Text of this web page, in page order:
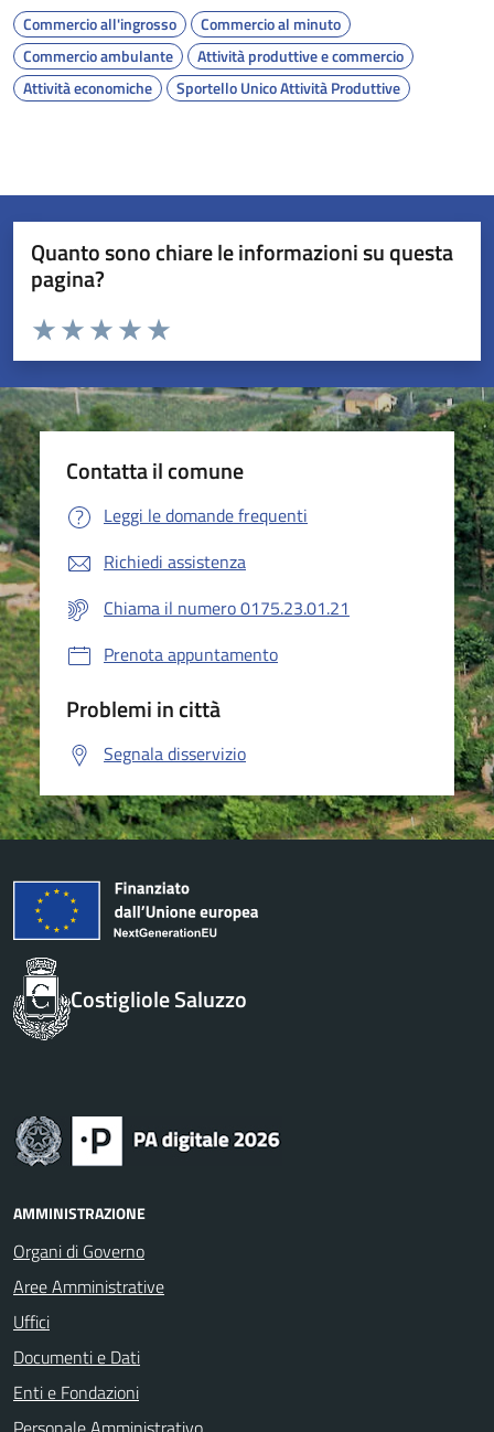
Commercio all'ingrosso
Commercio al minuto
Commercio ambulante
Attività produttive e commercio
Attività economiche
Sportello Unico Attività Produttive
Quanto sono chiare le informazioni su questa
pagina?
Valuta da 1 a 5 stelle la pagina
Valuta 5 stelle su 5
Valuta 4 stelle su 5
Valuta 3 stelle su 5
Valuta 2 stelle su 5
Valuta 1 stelle su 5
Contatta il comune
Leggi le domande frequenti
Richiedi assistenza
Chiama il numero 0175.23.01.21
Prenota appuntamento
Problemi in città
Segnala disservizio
Costigliole Saluzzo
AMMINISTRAZIONE
Organi di Governo
Aree Amministrative
Uffici
Documenti e Dati
Enti e Fondazioni